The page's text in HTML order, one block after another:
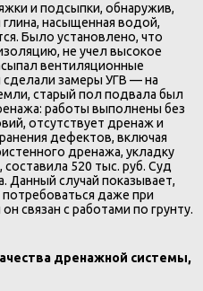
и подсыпки, обнаружив,
насыщенная водой,
Было установлено, что
не учел высокое
вентиляционные
замеры УГВ — на
старый пол подвала был
работы выполнены без
отсутствует дренаж и
дефектов, включая
дренажа, укладку
520 тыс. руб. Суд
Данный случай показывает,
даже при
связан с работами по грунту.
дренажной системы,